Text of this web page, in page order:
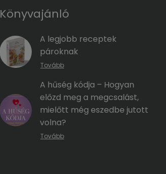
Könyvajánló
A legjobb receptek
pároknak
Tovább
A hűség kódja – Hogyan
előzd meg a megcsalást,
mielőtt még eszedbe jutott
volna?
Tovább